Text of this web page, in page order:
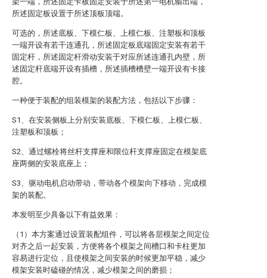
所述固定板设置于所述顶板顶端。
可选的，所述底板、下模仁板、上模仁板、注塑板和顶板
一端开设有若干连通孔，所述固定板底端固定安装有若干
固定杆，所述固定杆滑动安装于对应所述连通孔内壁，所
述固定杆底端开设有插槽，所述插槽槽壁一端开设有卡接
腔。
一种便于装配的组装模架的装配方法，包括以下步骤：
S1、在安装侧板上分别安装底板、下模仁板、上模仁板、
注塑板和顶板；
S2、通过螺栓将丝杆支撑座和限位杆支撑座固定在模架底
座两侧的安装底座上；
S3、驱动电机启动带动，带动各个模架向下移动，完成模
架的装配。
本发明至少具备以下有益效果：
（1）本方案通过设置装配组件，可以将各层模架之间定位
对齐之后一起安装，方便将各个模架之间槽口和卡柱更加
容易进行定位，且使模架之间安装的时候更加平稳，减少
模架安装时磕碰的情况，减少模架之间的磨损；